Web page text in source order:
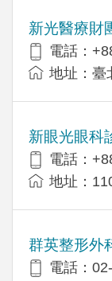
新光醫療財
電話：
地址：臺
新眼光眼科
電話：
地址：
群英整形外
電話：